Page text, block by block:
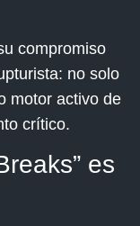
compromiso
no solo
motor activo de
crítico.
es